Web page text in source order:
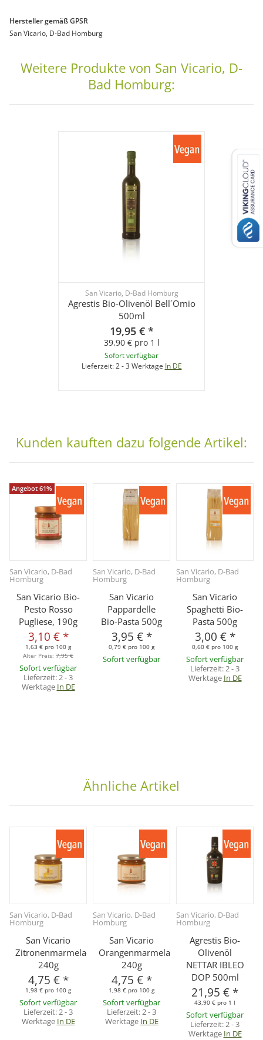
Hersteller gemäß GPSR
San Vicario, D-Bad Homburg
Weitere Produkte von San Vicario, D-
Bad Homburg:
San Vicario, D-Bad Homburg
Agrestis Bio-Olivenöl Bell´Omio
500ml
19,95 € *
39,90 € pro 1 l
Sofort verfügbar
Lieferzeit:2 - 3 Werktage In DE
Kunden kauften dazu folgende Artikel:
Angebot 61%
San Vicario, D-Bad
Homburg
San Vicario Bio-
Pesto Rosso
Pugliese, 190g
3,10 € *
1,63 € pro 100 g
Alter Preis: 7,95 €
Sofort verfügbar
Lieferzeit:2 - 3
Werktage In DE
San Vicario, D-Bad
Homburg
San Vicario
Pappardelle
Bio-Pasta 500g
3,95 € *
0,79 € pro 100 g
Sofort verfügbar
San Vicario, D-Bad
Homburg
San Vicario
Spaghetti Bio-
Pasta 500g
3,00 € *
0,60 € pro 100 g
Sofort verfügbar
Lieferzeit:2 - 3
Werktage In DE
Ähnliche Artikel
San Vicario, D-Bad
Homburg
San Vicario
Zitronenmarmelade,
240g
4,75 € *
1,98 € pro 100 g
Sofort verfügbar
Lieferzeit:2 - 3
Werktage In DE
San Vicario, D-Bad
Homburg
San Vicario
Orangenmarmelade,
240g
4,75 € *
1,98 € pro 100 g
Sofort verfügbar
Lieferzeit:2 - 3
Werktage In DE
San Vicario, D-Bad
Homburg
Agrestis Bio-
Olivenöl
NETTAR IBLEO
DOP 500ml
21,95 € *
43,90 € pro 1 l
Sofort verfügbar
Lieferzeit:2 - 3
Werktage In DE